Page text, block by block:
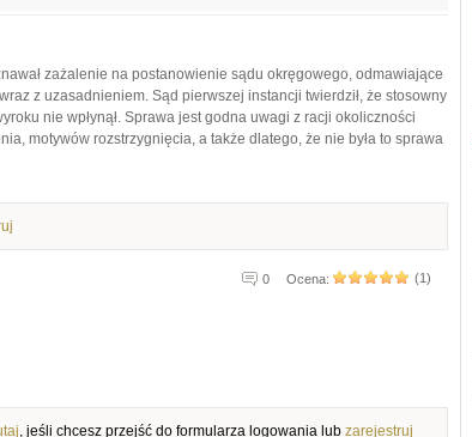
zażalenie na postanowienie sądu okręgowego, odmawiające
z uzasadnieniem. Sąd pierwszej instancji twierdził, że stosowny
nie wpłynął. Sprawa jest godna uwagi z racji okoliczności
motywów rozstrzygnięcia, a także dlatego, że nie była to sprawa
0 Ocena: (1)
, jeśli chcesz przejść do formularza logowania lub zarejestruj